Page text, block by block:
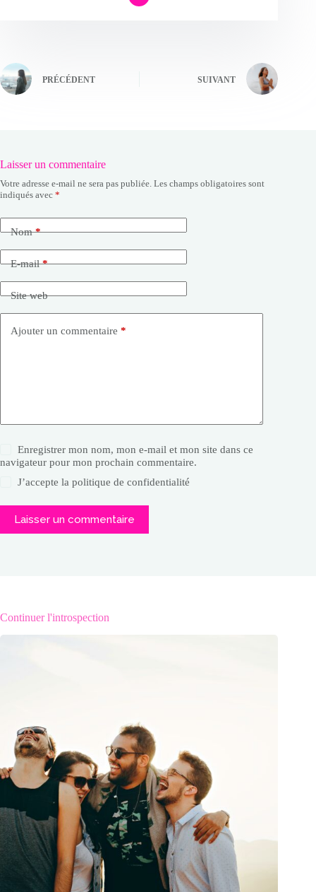
PRÉCÉDENT SUIVANT
Laisser un commentaire
Votre adresse e-mail ne sera pas publiée. Les champs obligatoires sont
indiqués avec *
Nom*
E-mail*
Site web
Ajouter un commentaire *
Enregistrer mon nom, mon e-mail et mon site dans ce
navigateur pour mon prochain commentaire.
J’accepte lapolitique de confidentialité
Laisser un commentaire
Continuer l'introspection